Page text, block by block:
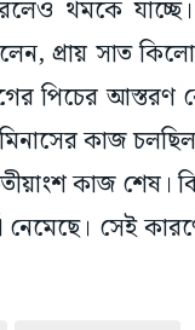
থমকে
প্রায় সাত
পিচের আস্তরণ
কাজ
কাজ শেষ।
নেমেছে। সেই